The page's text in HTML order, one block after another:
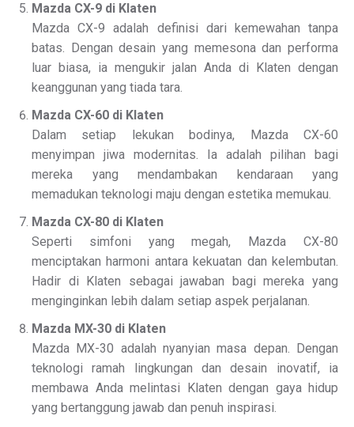
Mazda CX-9 di Klaten
Mazda CX-9 adalah definisi dari kemewahan tanpa
batas. Dengan desain yang memesona dan performa
luar biasa, ia mengukir jalan Anda di Klaten dengan
keanggunan yang tiada tara.
Mazda CX-60 di Klaten
Dalam setiap lekukan bodinya, Mazda CX-60
menyimpan jiwa modernitas. Ia adalah pilihan bagi
mereka yang mendambakan kendaraan yang
memadukan teknologi maju dengan estetika memukau.
Mazda CX-80 di Klaten
Seperti simfoni yang megah, Mazda CX-80
menciptakan harmoni antara kekuatan dan kelembutan.
Hadir di Klaten sebagai jawaban bagi mereka yang
menginginkan lebih dalam setiap aspek perjalanan.
Mazda MX-30 di Klaten
Mazda MX-30 adalah nyanyian masa depan. Dengan
teknologi ramah lingkungan dan desain inovatif, ia
membawa Anda melintasi Klaten dengan gaya hidup
yang bertanggung jawab dan penuh inspirasi.